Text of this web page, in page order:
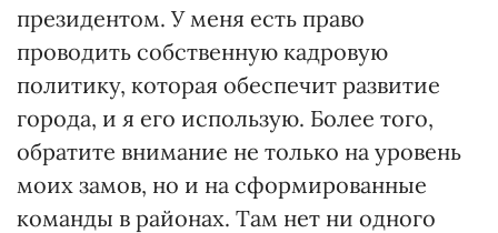
президентом. У меня есть право
проводить собственную кадровую
политику, которая обеспечит развитие
города, и я его использую. Более того,
обратите внимание не только на уровень
моих замов, но и на сформированные
команды в районах. Там нет ни одного